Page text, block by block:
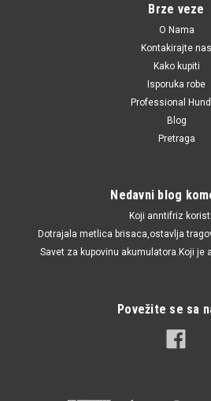
Brze veze
O Nama
Kontakirajte nas
Kako kupiti
Isporuka robe
Professional
Blog
Pretraga
Nedavni blog
Koji anntifriz
Dotrajala metlica brisaca,ostavlja
Savet za kupovinu akumulatora.Koji je
Povežite se sa